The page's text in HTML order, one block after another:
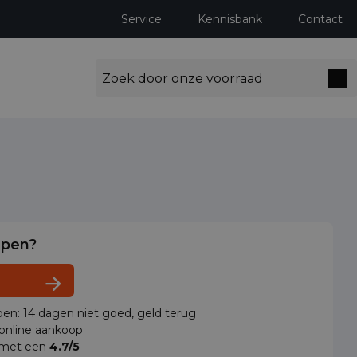
Service Kennisbank Contact
14 dagen niet goed, geld terug
aankoop
een 4.7/5